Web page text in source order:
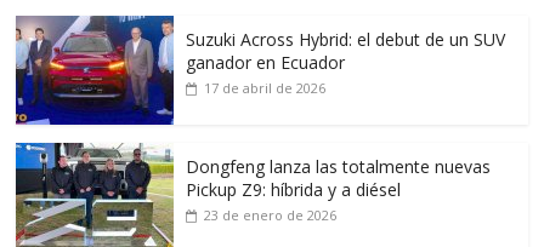
Suzuki Across Hybrid: el debut de un SUV
ganador en Ecuador
17 de abril de 2026
Dongfeng lanza las totalmente nuevas
Pickup Z9: híbrida y a diésel
23 de enero de 2026